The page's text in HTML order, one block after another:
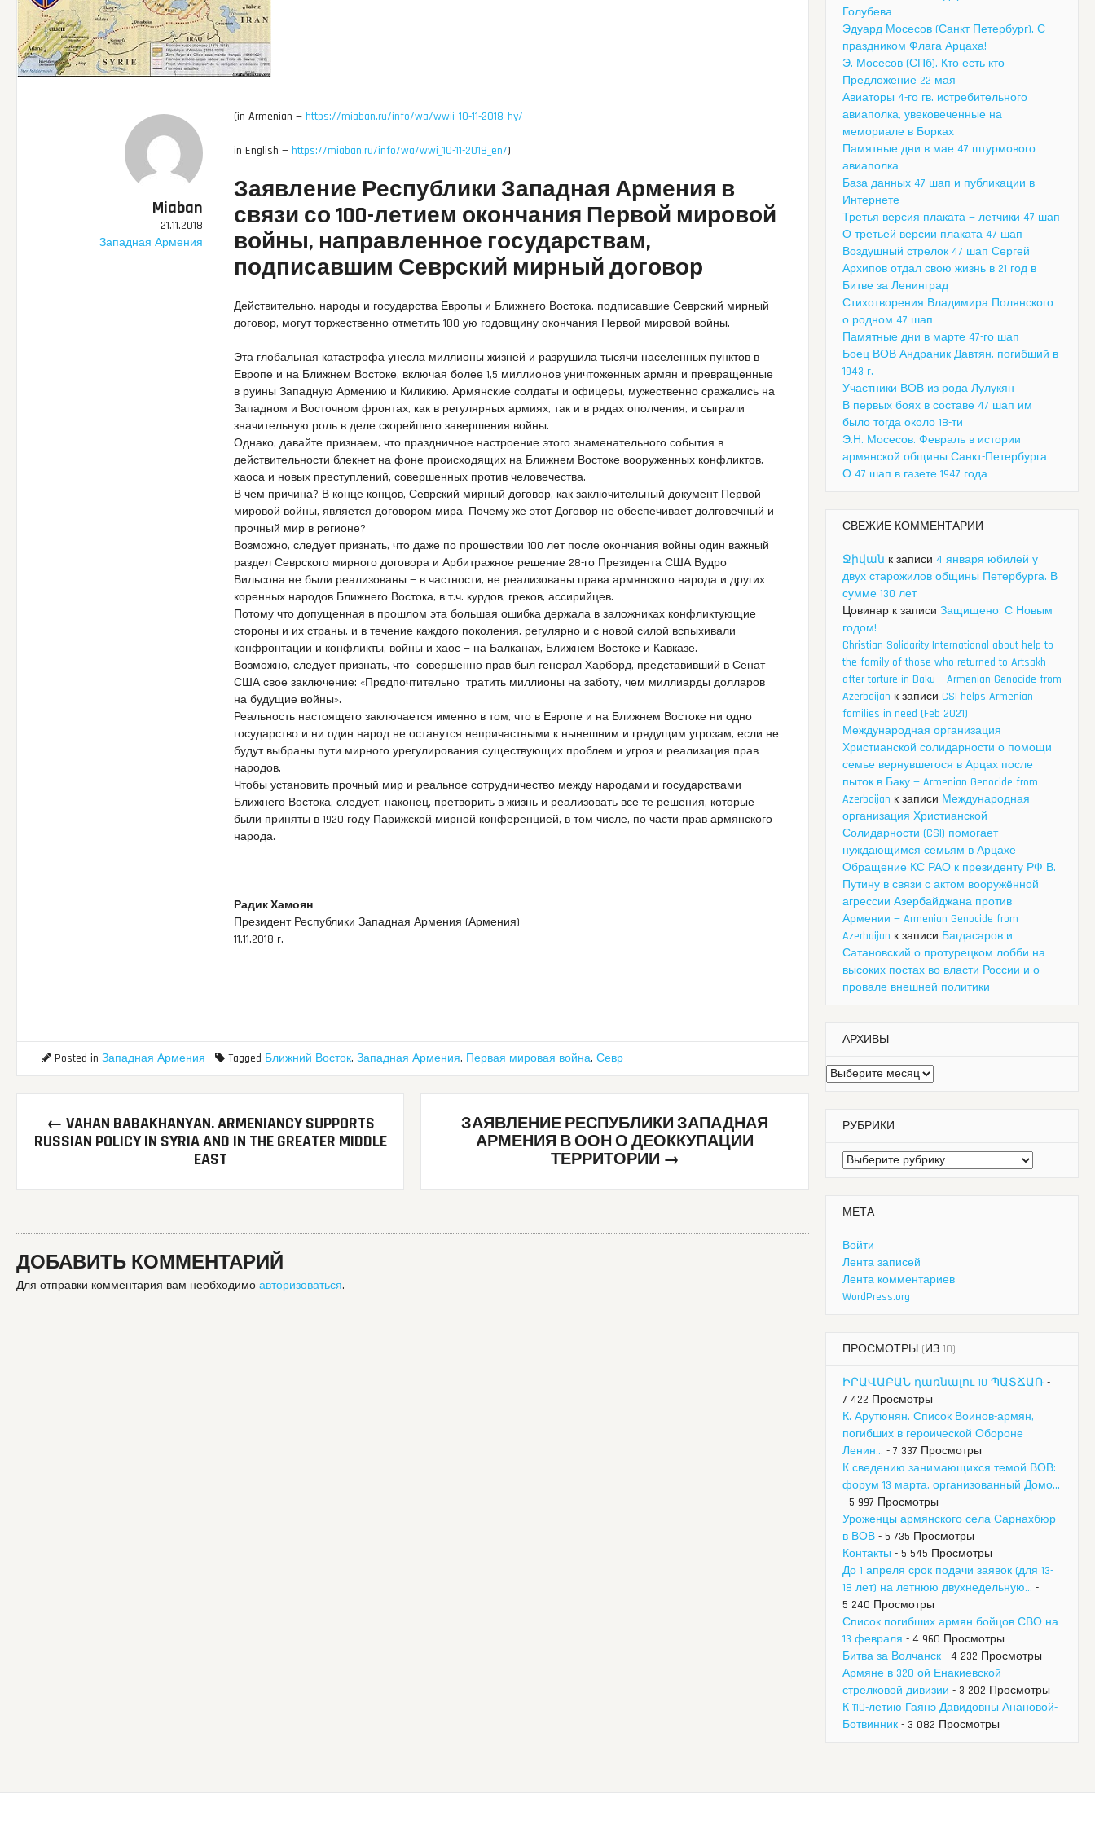
Miaban
21.11.2018
Западная Армения
(in Armenian — https://miaban.ru/info/wa/wwii_10-11-2018_hy/
in English — https://miaban.ru/info/wa/wwi_10-11-2018_en/)
Заявление Республики Западная Армения в
связи со 100-летием окончания Первой мировой
войны, направленное государствам,
подписавшим Севрский мирный договор
Действительно, народы и государства Европы и Ближнего Востока, подписавшие Севрский мирный
договор, могут торжественно отметить 100-ую годовщину окончания Первой мировой войны.
Эта глобальная катастрофа унесла миллионы жизней и разрушила тысячи населенных пунктов в
Европе и на Ближнем Востоке, включая более 1,5 миллионов уничтоженных армян и превращенные
в руины Западную Армению и Киликию. Армянские солдаты и офицеры, мужественно сражались на
Западном и Восточном фронтах, как в регулярных армиях, так и в рядах ополчения, и сыграли
значительную роль в деле скорейшего завершения войны.
Однако, давайте признаем, что праздничное настроение этого знаменательного события в
действительности блекнет на фоне происходящих на Ближнем Востоке вооруженных конфликтов,
хаоса и новых преступлений, совершенных против человечества.
В чем причина? В конце концов, Севрский мирный договор, как заключительный документ Первой
мировой войны, является договором мира. Почему же этот Договор не обеспечивает долговечный и
прочный мир в регионе?
Возможно, следует признать, что даже по прошествии 100 лет после окончания войны один важный
раздел Севрского мирного договора и Арбитражное решение 28-го Президента США Вудро
Вильсона не были реализованы — в частности, не реализованы права армянского народа и других
коренных народов Ближнего Востока, в т.ч. курдов, греков, ассирийцев.
Потому что допущенная в прошлом эта большая ошибка держала в заложниках конфликтующие
стороны и их страны, и в течение каждого поколения, регулярно и с новой силой вспыхивали
конфронтации и конфликты, войны и хаос — на Балканах, Ближнем Востоке и Кавказе.
Возможно, следует признать, что совершенно прав был генерал Харборд, представивший в Сенат
США свое заключение: «Предпочтительно тратить миллионы на заботу, чем миллиарды долларов
на будущие войны».
Реальность настоящего заключается именно в том, что в Европе и на Ближнем Востоке ни одно
государство и ни один народ не останутся непричастными к нынешним и грядущим угрозам, если не
будут выбраны пути мирного урегулирования существующих проблем и угроз и реализация прав
народов.
Чтобы установить прочный мир и реальное сотрудничество между народами и государствами
Ближнего Востока, следует, наконец, претворить в жизнь и реализовать все те решения, которые
были приняты в 1920 году Парижской мирной конференцией, в том числе, по части прав армянского
народа.
Радик Хамоян
Президент Республики Западная Армения (Армения)
11.11.2018 г.
Posted in Западная Армения Tagged Ближний Восток, Западная Армения, Первая мировая война, Севр
Post
navigation
← VAHAN BABAKHANYAN. ARMENIANCY SUPPORTS
RUSSIAN POLICY IN SYRIA AND IN THE GREATER MIDDLE
EAST
ЗАЯВЛЕНИЕ РЕСПУБЛИКИ ЗАПАДНАЯ
АРМЕНИЯ В ООН О ДЕОККУПАЦИИ
ТЕРРИТОРИИ →
ДОБАВИТЬ КОММЕНТАРИЙ
Для отправки комментария вам необходимо авторизоваться.
Голубева
Эдуард Мосесов (Санкт-Петербург). С
праздником Флага Арцаха!
Э. Мосесов (СПб). Кто есть кто
Предложение 22 мая
Авиаторы 4-го гв. истребительного
авиаполка, увековеченные на
мемориале в Борках
Памятные дни в мае 47 штурмового
авиаполка
База данных 47 шап и публикации в
Интернете
Третья версия плаката — летчики 47 шап
О третьей версии плаката 47 шап
Воздушный стрелок 47 шап Сергей
Архипов отдал свою жизнь в 21 год в
Битве за Ленинград
Стихотворения Владимира Полянского
о родном 47 шап
Памятные дни в марте 47-го шап
Боец ВОВ Андраник Давтян, погибший в
1943 г.
Участники ВОВ из рода Лулукян
В первых боях в составе 47 шап им
было тогда около 18-ти
Э.Н. Мосесов. Февраль в истории
армянской общины Санкт-Петербурга
О 47 шап в газете 1947 года
СВЕЖИЕ КОММЕНТАРИИ
Ջիվան к записи 4 января юбилей у
двух старожилов общины Петербурга. В
сумме 130 лет
Цовинар к записи Защищено: С Новым
годом!
Christian Solidarity International about help to
the family of those who returned to Artsakh
after torture in Baku – Armenian Genocide from
Azerbaijan к записи CSI helps Armenian
families in need (Feb 2021)
Международная организация
Христианской солидарности о помощи
семье вернувшегося в Арцах после
пыток в Баку — Armenian Genocide from
Azerbaijan к записи Международная
организация Христианской
Солидарности (CSI) помогает
нуждающимся семьям в Арцахе
Обращение КС РАО к президенту РФ В.
Путину в связи с актом вооружённой
агрессии Азербайджана против
Армении — Armenian Genocide from
Azerbaijan к записи Багдасаров и
Сатановский о протурецком лобби на
высоких постах во власти России и о
провале внешней политики
АРХИВЫ
Архивы
РУБРИКИ
Рубрики
МЕТА
Войти
Лента записей
Лента комментариев
WordPress.org
ПРОСМОТРЫ (ИЗ 10)
ԻՐԱՎԱԲԱՆ դառնալու 10 ՊԱՏՃԱՌ -
7 422 Просмотры
К. Арутюнян. Список Воинов-армян,
погибших в героической Обороне
Ленин... - 7 337 Просмотры
К сведению занимающихся темой ВОВ:
форум 13 марта, организованный Домо...
- 5 997 Просмотры
Уроженцы армянского села Сарнахбюр
в ВОВ - 5 735 Просмотры
Контакты - 5 545 Просмотры
До 1 апреля срок подачи заявок (для 13-
18 лет) на летнюю двухнедельную... -
5 240 Просмотры
Список погибших армян бойцов СВО на
13 февраля - 4 960 Просмотры
Битва за Волчанск - 4 232 Просмотры
Армяне в 320-ой Енакиевской
стрелковой дивизии - 3 202 Просмотры
К 110-летию Гаянэ Давидовны Анановой-
Ботвинник - 3 082 Просмотры